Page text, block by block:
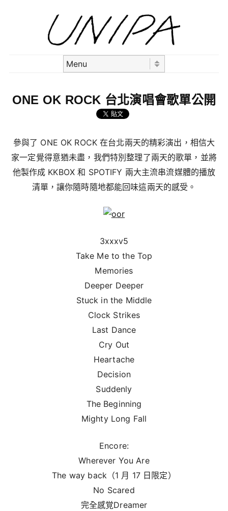
ONE OK ROCK 台北演唱會歌單公開
參與了 ONE OK ROCK 在台北兩天的精彩演出，相信大
家一定覺得意猶未盡，我們特別整理了兩天的歌單，並將
他製作成 KKBOX 和 SPOTIFY 兩大主流串流媒體的播放
清單，讓你隨時隨地都能回味這兩天的感受。
3xxxv5
Take Me to the Top
Memories
Deeper Deeper
Stuck in the Middle
Clock Strikes
Last Dance
Cry Out
Heartache
Decision
Suddenly
The Beginning
Mighty Long Fall
Encore:
Wherever You Are
The way back（1 月 17 日限定）
No Scared
完全感覚Dreamer